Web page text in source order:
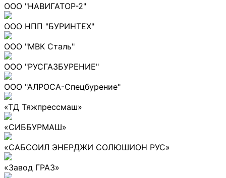
ООО "НАВИГАТОР-2"
ООО НПП "БУРИНТЕХ"
ООО "МВК Сталь"
ООО "РУСГАЗБУРЕНИЕ"
ООО "АЛРОСА-Спецбурение"
«ТД Тяжпрессмаш»
«СИББУРМАШ»
«САБСОИЛ ЭНЕРДЖИ СОЛЮШИОН РУС»
«Завод ГРАЗ»